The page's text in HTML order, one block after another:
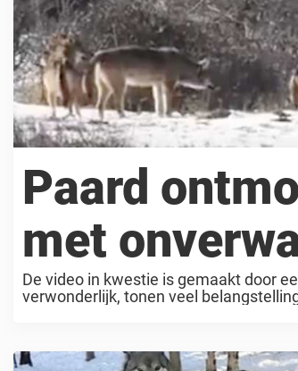
Paard
met
De video in kwestie is gemaakt door
verwonderlijk, tonen veel